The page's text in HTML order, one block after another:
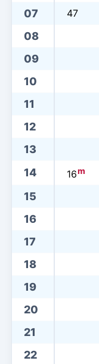
07
47
08
09
10
11
12
13
14
16m
15
16
17
18
19
20
21
22